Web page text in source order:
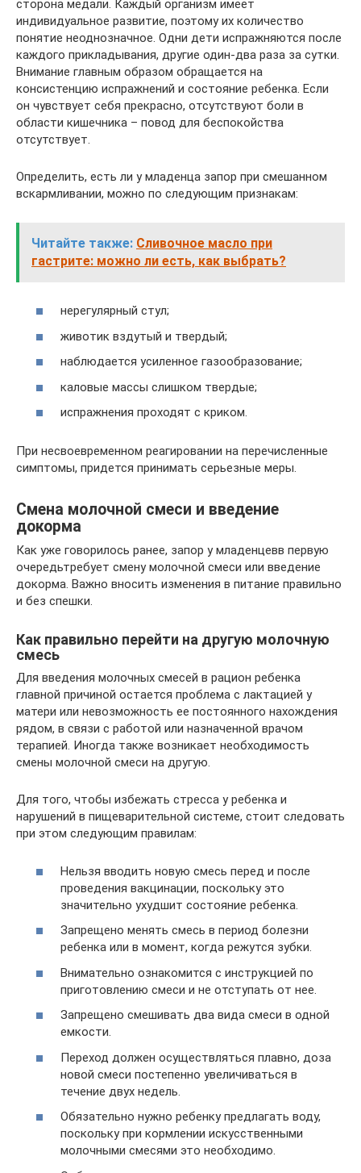
сторона медали. Каждый организм имеет
индивидуальное развитие, поэтому их количество
понятие неоднозначное. Одни дети испражняются после
каждого прикладывания, другие один-два раза за сутки.
Внимание главным образом обращается на
консистенцию испражнений и состояние ребенка. Если
он чувствует себя прекрасно, отсутствуют боли в
области кишечника – повод для беспокойства
отсутствует.
Определить, есть ли у младенца запор при смешанном
вскармливании, можно по следующим признакам:
Читайте также: Сливочное масло при
гастрите: можно ли есть, как выбрать?
нерегулярный стул;
животик вздутый и твердый;
наблюдается усиленное газообразование;
каловые массы слишком твердые;
испражнения проходят с криком.
При несвоевременном реагировании на перечисленные
симптомы, придется принимать серьезные меры.
Смена молочной смеси и введение
докорма
Как уже говорилось ранее, запор у младенцевв первую
очередьтребует смену молочной смеси или введение
докорма. Важно вносить изменения в питание правильно
и без спешки.
Как правильно перейти на другую молочную
смесь
Для введения молочных смесей в рацион ребенка
главной причиной остается проблема с лактацией у
матери или невозможность ее постоянного нахождения
рядом, в связи с работой или назначенной врачом
терапией. Иногда также возникает необходимость
смены молочной смеси на другую.
Для того, чтобы избежать стресса у ребенка и
нарушений в пищеварительной системе, стоит следовать
при этом следующим правилам:
Нельзя вводить новую смесь перед и после
проведения вакцинации, поскольку это
значительно ухудшит состояние ребенка.
Запрещено менять смесь в период болезни
ребенка или в момент, когда режутся зубки.
Внимательно ознакомится с инструкцией по
приготовлению смеси и не отступать от нее.
Запрещено смешивать два вида смеси в одной
емкости.
Переход должен осуществляться плавно, доза
новой смеси постепенно увеличиваться в
течение двух недель.
Обязательно нужно ребенку предлагать воду,
поскольку при кормлении искусственными
молочными смесями это необходимо.